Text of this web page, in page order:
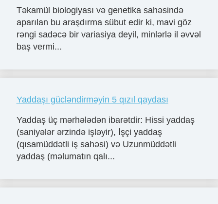
Təkamül biologiyası və genetika sahəsində
aparılan bu araşdırma sübut edir ki, mavi göz
rəngi sadəcə bir variasiya deyil, minlərlə il əvvəl
baş vermi...
Yaddaşı gücləndirməyin 5 qızıl qaydası
Yaddaş üç mərhələdən ibarətdir: Hissi yaddaş
(saniyələr ərzində işləyir), İşçi yaddaş
(qısamüddətli iş sahəsi) və Uzunmüddətli
yaddaş (məlumatın qalı...